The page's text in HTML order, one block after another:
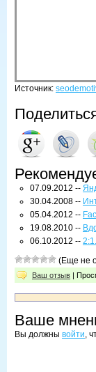
Источник:
07.09.2012 --
30.04.2008 --
05.04.2012 --
19.08.2010 --
06.10.2012 --
(Еще не
Ваш отзыв |
Ваше
Вы должны войти,